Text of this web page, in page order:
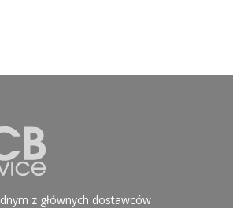
z głównych dostawców